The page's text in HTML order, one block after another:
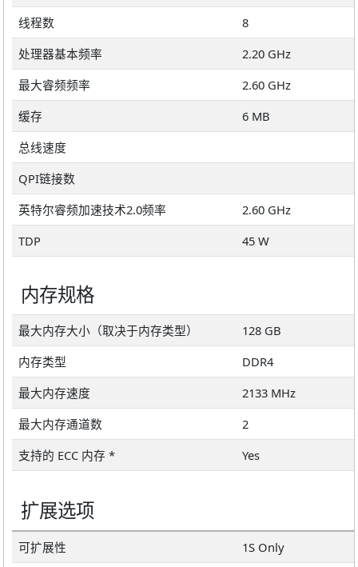
线程数
8
处理器基本频率
2.20 GHz
最大睿频频率
2.60 GHz
缓存
6 MB
总线速度
QPI链接数
英特尔睿频加速技术2.0频率
2.60 GHz
TDP
45 W
内存规格
最大内存大小（取决于内存类型）
128 GB
内存类型
DDR4
最大内存速度
2133 MHz
最大内存通道数
2
支持的 ECC 内存 *
Yes
扩展选项
可扩展性
1S Only